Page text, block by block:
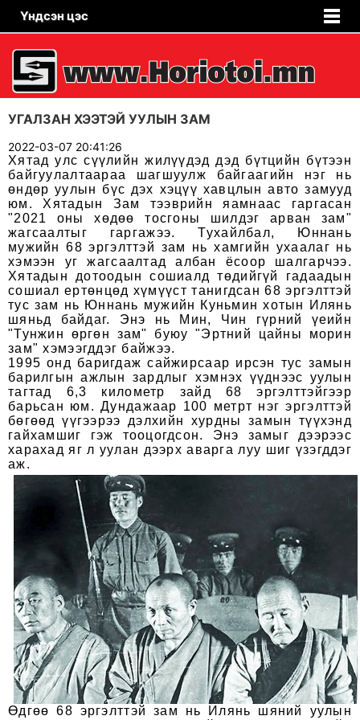
Үндсэн цэс
УГАЛЗАН ХЭЭТЭЙ УУЛЫН ЗАМ
2022-03-07 20:41:26
Хятад улс сүүлийн жилүүдэд дэд бүтцийн бүтээн
байгуулалтаараа шагшуулж байгаагийн нэг нь
өндөр уулын бүс дэх хэцүү хавцлын авто замууд
юм. Хятадын Зам тээврийн яамнаас гаргасан
"2021 оны хөдөө тосгоны шилдэг арван зам"
жагсаалтыг гаргажээ. Тухайлбал, Юннань
мужийн 68 эргэлттэй зам нь хамгийн ухаалаг нь
хэмээн уг жагсаалтад албан ёсоор шалгарчээ.
Хятадын дотоодын сошиалд төдийгүй гадаадын
сошиал ертөнцөд хүмүүст танигдсан 68 эргэлттэй
тус зам нь Юннань мужийн Куньмин хотын Илянь
шяньд байдаг. Энэ нь Мин, Чин гүрний үеийн
"Тунжин өргөн зам" буюу "Эртний цайны морин
зам" хэмээгддэг байжээ.
1995 онд баригдаж сайжирсаар ирсэн тус замын
барилгын ажлын зардлыг хэмнэх үүднээс уулын
тагтад 6,3 километр зайд 68 эргэлттэйгээр
барьсан юм. Дундажаар 100 метрт нэг эргэлттэй
бөгөөд үүгээрээ дэлхийн хурдны замын түүхэнд
гайхамшиг гэж тооцогдсон. Энэ замыг дээрээс
харахад яг л уулан дээрх аварга луу шиг үзэгддэг
аж.
Өдгөө 68 эргэлттэй зам нь Илянь шяний уулын